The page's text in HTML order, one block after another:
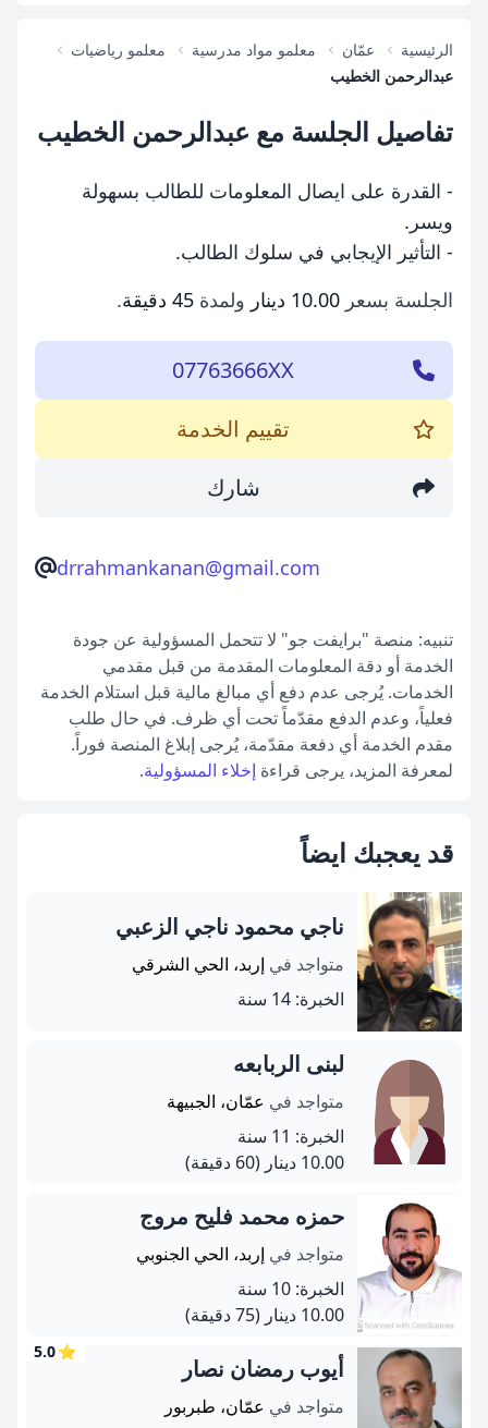
الرئيسية عمّان معلمو مواد مدرسية
معلمو رياضيات
عبدالرحمن الخطيب
تفاصيل الجلسة مع عبدالرحمن الخطيب
- القدرة على ايصال المعلومات للطالب بسهولة
ويسر.
- التأثير الإيجابي في سلوك الطالب.
الجلسة بسعر 10.00 دينار ولمدة 45 دقيقة .
07763666XX
تقييم الخدمة
شارك
drrahmankanan@gmail.com
تنبيه: منصة "برايفت جو" لا تتحمل المسؤولية عن جودة
الخدمة أو دقة المعلومات المقدمة من قبل مقدمي
الخدمات. يُرجى عدم دفع أي مبالغ مالية قبل استلام الخدمة
فعلياً، وعدم الدفع مقدّماً تحت أي ظرف. في حال طلب
مقدم الخدمة أي دفعة مقدّمة، يُرجى إبلاغ المنصة فوراً.
لمعرفة المزيد، يرجى قراءة إخلاء المسؤولية.
قد يعجبك ايضاً
ناجي محمود ناجي الزعبي
متواجد في إربد، الحي الشرقي
الخبرة: 14 سنة
لبنى الربابعه
متواجد في عمّان، الجبيهة
الخبرة: 11 سنة
10.00 دينار
(60 دقيقة)
حمزه محمد فليح مروج
متواجد في إربد، الحي الجنوبي
الخبرة: 10 سنة
10.00 دينار
(75 دقيقة)
⭐
5.0
أيوب رمضان نصار
متواجد في عمّان، طبربور